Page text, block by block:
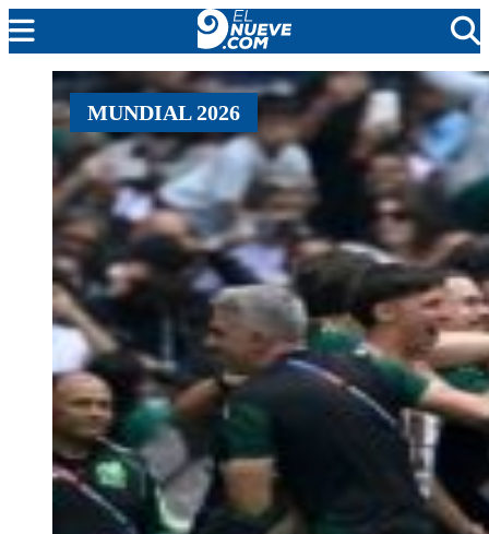
MENDOZA
CADA DÍA
ARGENTINA
NOTICIERO 9
PROTAGONISTAS
EL NUEVE STREAMS
PROGRAMACIÓN
EN VIVO
MUNDIAL 2026